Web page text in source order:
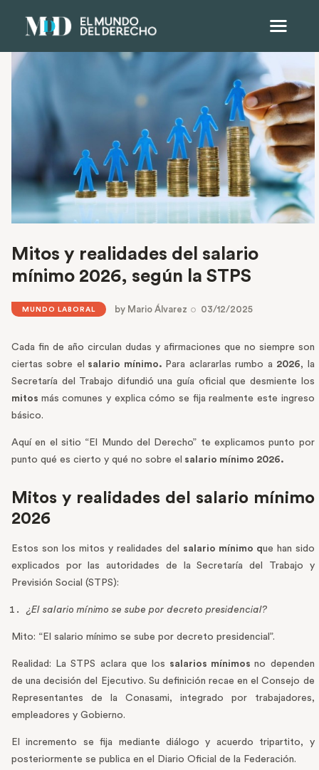
Mitos y realidades del salario
mínimo 2026, según la STPS
MUNDO LABORAL by Mario Álvarez 03/12/2025
Cada fin de año circulan dudas y afirmaciones que no siempre son
ciertas sobre el
salario mínimo. Para aclararlas rumbo a 2026, la
Secretaría del Trabajo difundió una guía oficial que desmiente los
mitos más comunes y explica cómo se fija realmente este ingreso
básico.
Aquí en el sitio “El Mundo del Derecho” te explicamos punto por
punto qué es cierto y qué no sobre el salario mínimo 2026.
Mitos y realidades del salario mínimo
2026
Estos son los mitos y realidades del salario mínimo que han sido
explicados por las autoridades de la Secretaría del Trabajo y
Previsión Social (STPS):
¿El salario mínimo se sube por decreto presidencial?
Mito: “El salario mínimo se sube por decreto presidencial”.
Realidad: La STPS aclara que los salarios mínimosno dependen
de una decisión del Ejecutivo. Su definición recae en el Consejo de
Representantes de la Conasami, integrado por trabajadores,
empleadores y Gobierno.
El incremento se fija mediante diálogo y acuerdo tripartito, y
posteriormente se publica en el Diario Oficial de la Federación.